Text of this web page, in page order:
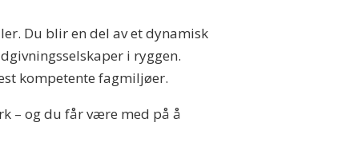
Du blir en del av et dynamisk
i ryggen.
kompetente fagmiljøer.
– og du får være med på å